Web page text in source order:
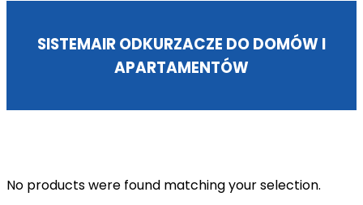
SISTEMAIR ODKURZACZE DO DOMÓW I
APARTAMENTÓW
No products were found matching your selection.